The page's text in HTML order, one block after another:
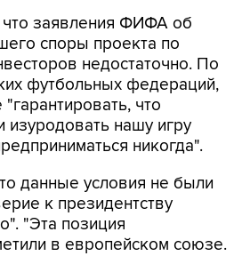
что заявления ФИФА об
споры проекта по
недостаточно. По
футбольных федераций,
что
нашу игру
никогда".
данные условия не были
к президентству
"Эта позиция
в европейском союзе.